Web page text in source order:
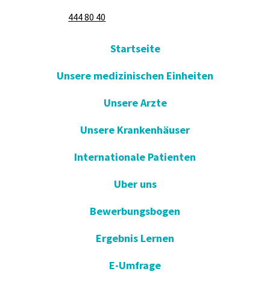
444 80 40
Startseite
Unsere medizinischen Einheiten
Unsere Arzte
Unsere Krankenhäuser
Internationale Patienten
Uber uns
Bewerbungsbogen
Ergebnis Lernen
E-Umfrage